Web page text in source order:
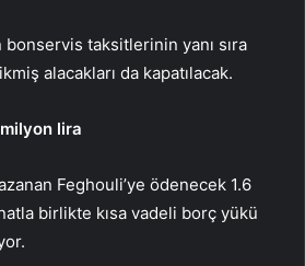
taksitlerinin yanı sıra
alacakları da kapatılacak.
lira
Feghouli’ye ödenecek 1.6
birlikte kısa vadeli borç yükü